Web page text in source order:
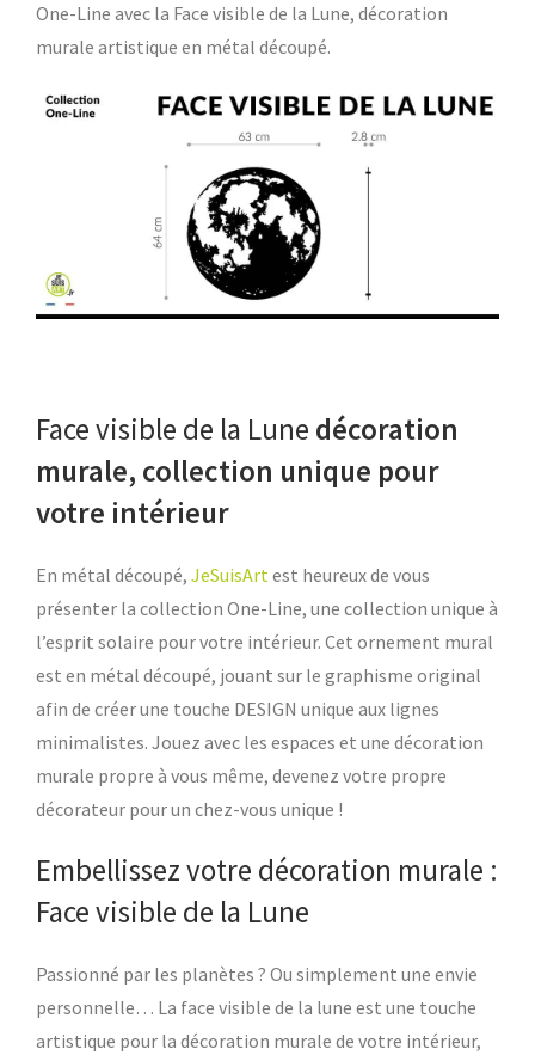
One-Line avec la Face visible de la Lune, décoration
murale artistique en métal découpé.
Face visible de la Lune décoration
murale, collection unique pour
votre intérieur
En métal découpé, JeSuisArtest heureux de vous
présenter la collection One-Line, une collection unique à
l’esprit solaire pour votre intérieur. Cet ornement mural
est en métal découpé, jouant sur le graphisme original
afin de créer une touche DESIGN unique aux lignes
minimalistes. Jouez avec les espaces et une décoration
murale propre à vous même, devenez votre propre
décorateur pour un chez-vous unique !
Embellissez votre décoration murale :
Face visible de la Lune
Passionné par les planètes ? Ou simplement une envie
personnelle… La face visible de la lune est une touche
artistique pour la décoration murale de votre intérieur,